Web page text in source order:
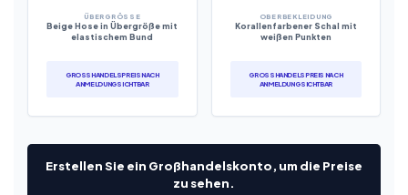
ÜBERGRÖSSE
Beige Hose in Übergröße mit
elastischem Bund
GROSSHANDELSPREIS NACH A
NMELDUNG SICHTBAR
OBERBEKLEIDUNG
Korallenfarbener Schal mit
weißen Punkten
GROSSHANDELSPREIS NACH A
NMELDUNG SICHTBAR
Erstellen Sie ein Großhandelskonto, um die Preise
zu sehen.